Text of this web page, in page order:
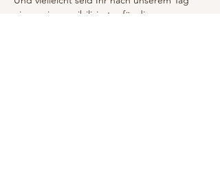
ein wenig sensibilisierter für die